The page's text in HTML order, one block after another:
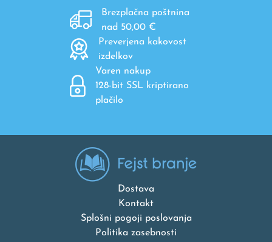
Brezplačna poštnina
nad 50,00 €
Preverjena kakovost
izdelkov
Varen nakup
128-bit SSL kriptirano
plačilo
Dostava
Kontakt
Splošni pogoji poslovanja
Politika zasebnosti